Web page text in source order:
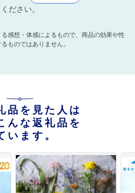
ください。
感想・体感によるもので、商品の効果や性
ものではありません。
品を見た人は
んな返礼品を
います。